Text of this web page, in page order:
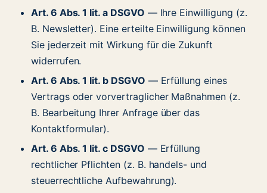
Art. 6 Abs. 1 lit. a DSGVO — Ihre Einwilligung (z.
B. Newsletter). Eine erteilte Einwilligung können
Sie jederzeit mit Wirkung für die Zukunft
widerrufen.
Art. 6 Abs. 1 lit. b DSGVO — Erfüllung eines
Vertrags oder vorvertraglicher Maßnahmen (z.
B. Bearbeitung Ihrer Anfrage über das
Kontaktformular).
Art. 6 Abs. 1 lit. c DSGVO — Erfüllung
rechtlicher Pflichten (z. B. handels- und
steuerrechtliche Aufbewahrung).